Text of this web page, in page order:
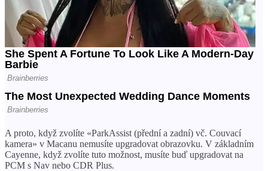
A proto, když zvolíte «ParkAssist (přední a zadní) vč. Couvací
kamera» v Macanu nemusíte upgradovat obrazovku. V základním
Cayenne, když zvolíte tuto možnost, musíte buď upgradovat na
PCM s Nav nebo CDR Plus.